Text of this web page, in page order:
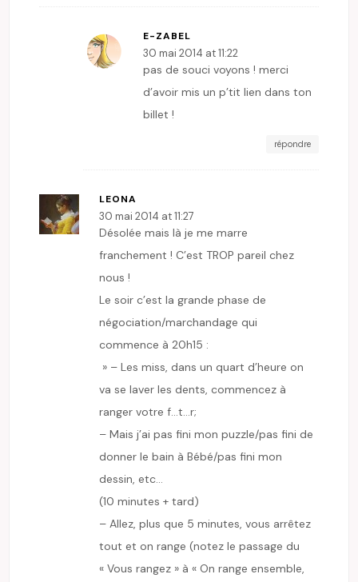
E-ZABEL
30 mai 2014 at 11:22
pas de souci voyons ! merci
d’avoir mis un p’tit lien dans ton
billet !
répondre
LEONA
30 mai 2014 at 11:27
Désolée mais là je me marre
franchement ! C’est TROP pareil chez
nous !
Le soir c’est la grande phase de
négociation/marchandage qui
commence à 20h15 :
» – Les miss, dans un quart d’heure on
va se laver les dents, commencez à
ranger votre f…t…r;
– Mais j’ai pas fini mon puzzle/pas fini de
donner le bain à Bébé/pas fini mon
dessin, etc…
(10 minutes + tard)
– Allez, plus que 5 minutes, vous arrêtez
tout et on range (notez le passage du
« Vous rangez » à « On range ensemble,